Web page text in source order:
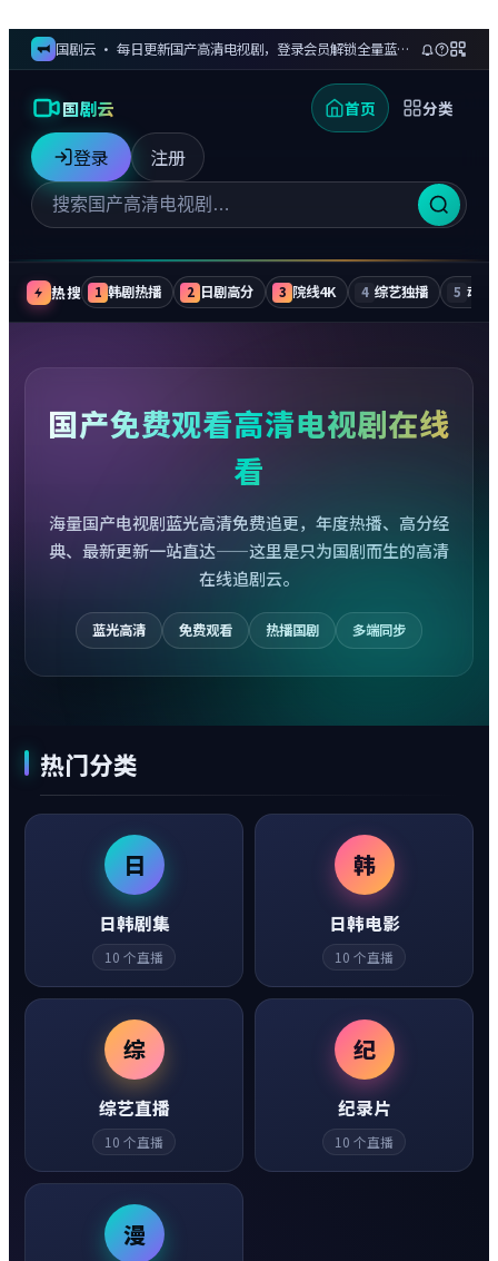
国剧云 · 每日更新国产高清电视剧，登录会员解锁全量蓝光剧集与无广告追更
国剧云 首页 分类
登录 注册
热搜 1 韩剧热播 2 日剧高分 3 院线4K 4 综艺独播 5 动漫
国产免费观看高清电视剧在线
看
海量国产电视剧蓝光高清免费追更，年度热播、高分经
典、最新更新一站直达——这里是只为国剧而生的高清
在线追剧云。
蓝光高清 免费观看 热播国剧 多端同步
热门分类
日
日韩剧集
10 个直播
韩
日韩电影
10 个直播
综
综艺直播
10 个直播
纪
纪录片
10 个直播
漫